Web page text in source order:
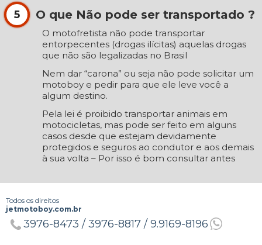
5 O que Não pode ser transportado ?
O motofretista não pode transportar
entorpecentes (drogas ilícitas) aquelas drogas
que não são legalizadas no Brasil
Nem dar “carona” ou seja não pode solicitar um
motoboy e pedir para que ele leve você a
algum destino.
Pela lei é proibido transportar animais em
motocicletas, mas pode ser feito em alguns
casos desde que estejam devidamente
protegidos e seguros ao condutor e aos demais
à sua volta – Por isso é bom consultar antes
Todos os direitos
jetmotoboy.com.br
3976-8473 / 3976-8817 / 9.9169-8196